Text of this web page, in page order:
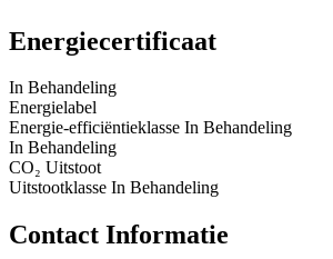
Energiecertificaat
In Behandeling
Energielabel
Energie-efficiëntieklasse In Behandeling
In Behandeling
CO₂ Uitstoot
Uitstootklasse In Behandeling
Contact Informatie